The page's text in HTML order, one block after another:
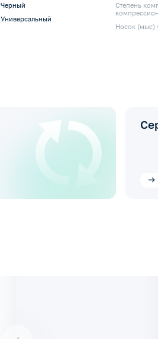
Черный
Универсальный
Степень
Носок (мыс)